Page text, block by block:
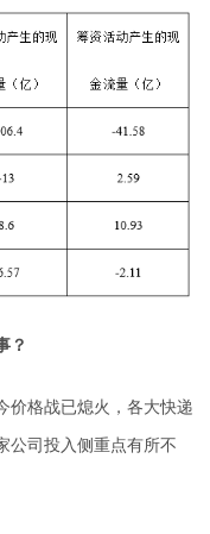
？
价格战已熄火，各大快递
公司投入侧重点有所不